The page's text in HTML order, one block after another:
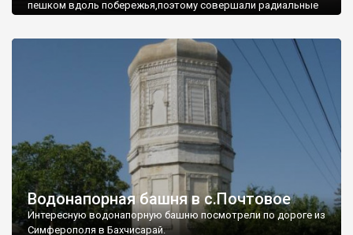
пешком вдоль побережья,поэтому совершали радиальные
Водонапорная башня в с.Почтовое
Интересную водонапорную башню посмотрели по дороге из
Симферополя в Бахчисарай.